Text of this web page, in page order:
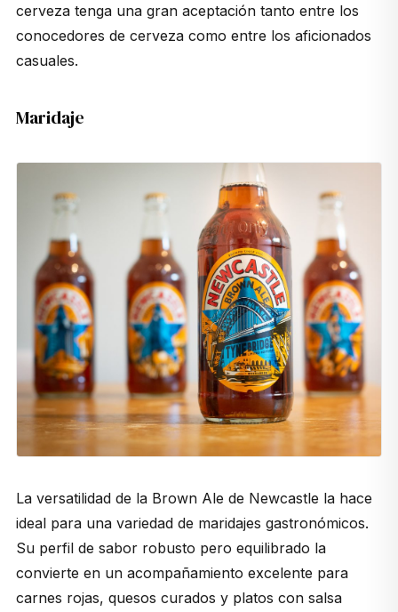
cerveza tenga una gran aceptación tanto entre los
conocedores de cerveza como entre los aficionados
casuales.
Maridaje
La versatilidad de la Brown Ale de Newcastle la hace
ideal para una variedad de maridajes gastronómicos.
Su perfil de sabor robusto pero equilibrado la
convierte en un acompañamiento excelente para
carnes rojas, quesos curados y platos con salsa